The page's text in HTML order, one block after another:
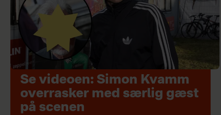
Se videoen: Simon Kvamm
overrasker med særlig gæst
på scenen